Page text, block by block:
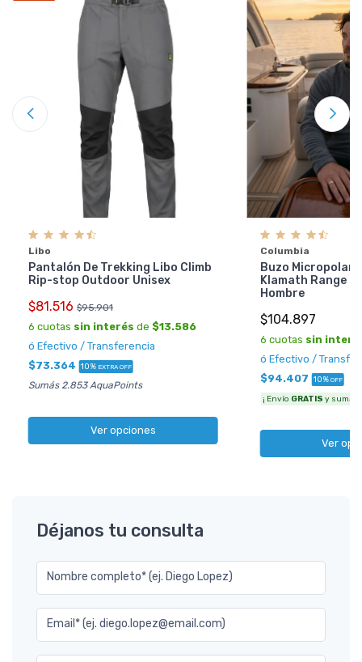
Libo
Pantalón De Trekking Libo Climb
Rip-stop Outdoor Unisex
$81.516 $95.901
6 cuotas sin interés de $13.586
ó Efectivo / Transferencia
$73.364 10% EXTRA OFF
Sumás 2.853 AquaPoints
Ver opciones
Columbia
Buzo Micropolar
Klamath Range 2
Hombre
$104.897
6 cuotas sin
ó Efectivo /
$94.407 10% OFF
¡ Envío GRATIS y sumás
Ver
Déjanos tu consulta
Nombre completo* (ej. Diego Lopez)
Email* (ej. diego.lopez@email.com)